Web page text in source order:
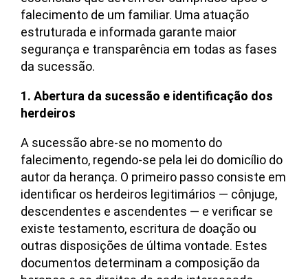
falecimento de um familiar. Uma atuação
estruturada e informada garante maior
segurança e transparência em todas as fases
da sucessão.
1. Abertura da sucessão e identificação dos
herdeiros
A sucessão abre-se no momento do
falecimento, regendo-se pela lei do domicílio do
autor da herança. O primeiro passo consiste em
identificar os herdeiros legitimários — cônjuge,
descendentes e ascendentes — e verificar se
existe testamento, escritura de doação ou
outras disposições de última vontade. Estes
documentos determinam a composição da